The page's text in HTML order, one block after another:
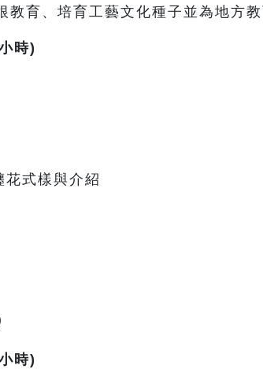
育、培育工藝文化種子並為地方教
時)
花式樣與介紹
時)